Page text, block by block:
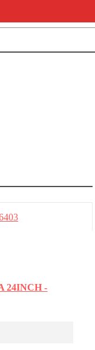
24INCH -